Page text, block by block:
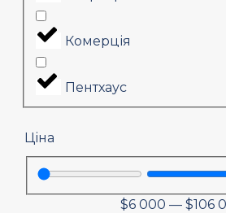
Комерція
Пентхаус
Ціна
$6 000 — $106